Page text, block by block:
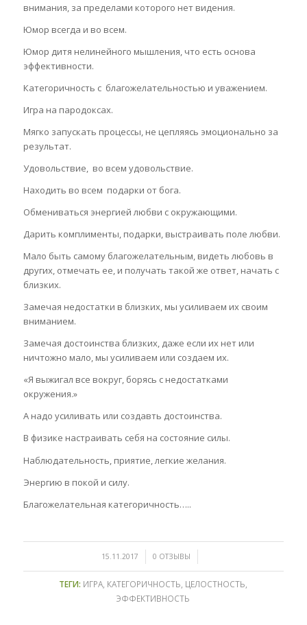
внимания, за пределами которого нет видения.
Юмор всегда и во всем.
Юмор дитя нелинейного мышления, что есть основа
эффективности.
Категоричность с благожелательностью и уважением.
Игра на пародоксах.
Мягко запускать процессы, не цепляясь эмоционально за
результат.
Удовольствие, во всем удовольствие.
Находить во всем подарки от бога.
Обмениваться энергией любви с окружающими.
Дарить комплименты, подарки, выстраивать поле любви.
Мало быть самому благожелательным, видеть любовь в
других, отмечать ее, и получать такой же ответ, начать с
близких.
Замечая недостатки в близких, мы усиливаем их своим
вниманием.
Замечая достоинства близких, даже если их нет или
ничтожно мало, мы усиливаем или создаем их.
«Я выжигал все вокруг, борясь с недостатками
окружения.»
А надо усиливать или создавть достоинства.
В физике настраивать себя на состояние силы.
Наблюдательность, приятие, легкие желания.
Энергию в покой и силу.
Благожелательная категоричность…..
15.11.2017
/ 0 ОТЗЫВЫ
/
ТЕГИ: ИГРА КАТЕГОРИЧНОСТЬ ЦЕЛОСТНОСТЬ
ЭФФЕКТИВНОСТЬ